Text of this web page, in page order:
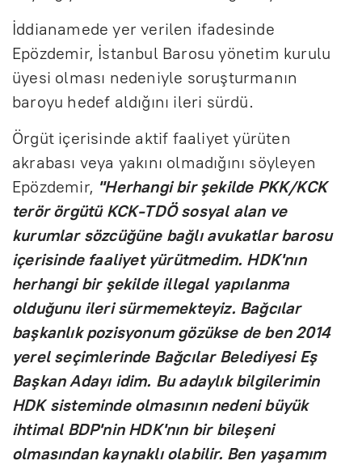
İddianamede yer verilen ifadesinde
Epözdemir, İstanbul Barosu yönetim kurulu
üyesi olması nedeniyle soruşturmanın
baroyu hedef aldığını ileri sürdü.
Örgüt içerisinde aktif faaliyet yürüten
akrabası veya yakını olmadığını söyleyen
Epözdemir, "Herhangi bir şekilde PKK/KCK
terör örgütü KCK-TDÖ sosyal alan ve
kurumlar sözcüğüne bağlı avukatlar barosu
içerisinde faaliyet yürütmedim. HDK'nın
herhangi bir şekilde illegal yapılanma
olduğunu ileri sürmemekteyiz. Bağcılar
başkanlık pozisyonum gözükse de ben 2014
yerel seçimlerinde Bağcılar Belediyesi Eş
Başkan Adayı idim. Bu adaylık bilgilerimin
HDK sisteminde olmasının nedeni büyük
ihtimal BDP'nin HDK'nın bir bileşeni
olmasından kaynaklı olabilir. Ben yaşamım